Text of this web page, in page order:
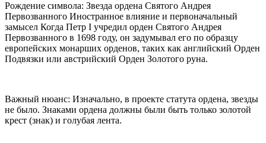
Рождение символа: Звезда ордена Святого Андрея
Первозванного Иностранное влияние и первоначальный
замысел Когда Петр I учредил орден Святого Андрея
Первозванного в 1698 году, он задумывал его по образцу
европейских монарших орденов, таких как английский Орден
Подвязки или австрийский Орден Золотого руна.
Важный нюанс: Изначально, в проекте статута ордена, звезды
не было. Знаками ордена должны были быть только золотой
крест (знак) и голубая лента.